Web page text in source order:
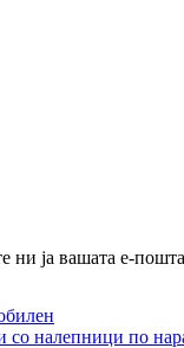
ја вашата е-
со налепници по